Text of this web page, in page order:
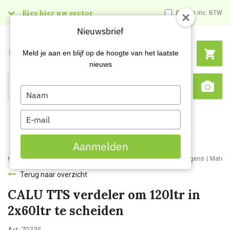
Kies hier uw sector Prijzen inc. BTW
Search
Menu
Home Webshop Schoonmaakartikelen Materiaal- en werkwagens
Terug naar overzicht
CALU TTS verdeler om 120ltr in
2x60ltr te scheiden
Nieuwsbrief
Meld je aan en blijf op de hoogte van het laatste
nieuws
Type
your
name
Type
your
email
Aanmelden